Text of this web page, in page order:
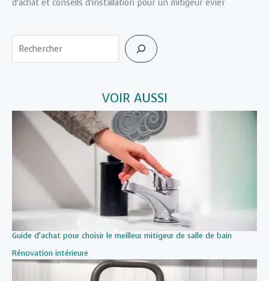
d’achat et conseils d’installation pour un mitigeur évier
Rechercher
VOIR AUSSI
Guide d’achat pour choisir le meilleur mitigeur de salle de bain
Par rapport à
Rénovation intérieure